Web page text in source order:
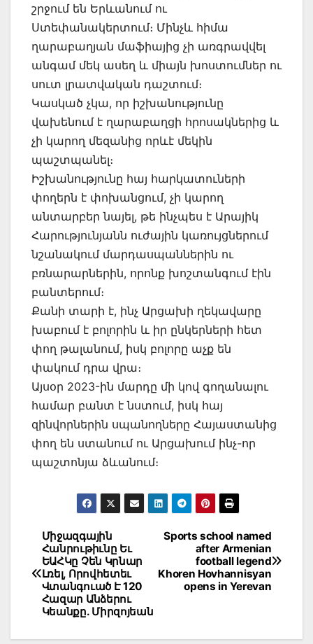
շրջում են Երևանում ու
Ստեփանակերտում։ Մինչև հիմա
ղարաբաղյան մաֆիայից չի առգրավվել
անգամ մեկ ասեղ և միայն խոստումներ ու
սուտ լրատվական դաշտում։
Կասկած չկա, որ իշխանությունը
վախենում է ղարաբաղցի հրոսակներից և
չի կարող մեզանից որևէ մեկին
պաշտպանել։
Իշխանությունը հայ հարկատուների
փողերն է փոխանցում, չի կարող
անտարբեր նայել, թե ինչպես է Արայիկ
Հարությունյանն ուժային կառույցներում
նշանակում մարդասպաններին ու
բռնարարներին, որոնք խոշտանգում էին
բանտերում։
Քանի տարի է, ինչ Արցախի ղեկավարը
խաբում է բոլորին և իր ընկերների հետ
փող թալանում, իսկ բոլորը աչք են
փակում դրա վրա։
Այսօր 2023-ին մարդը մի կով գողանալու
համար բանտ է նստում, իսկ հայ
զինվորներին սպանողները Հայաստանից
փող են ստանում ու Արցախում ինչ-որ
պաշտոնյա ձևանում։
Post
navigation
Sports school named
after Armenian
football legend
Khoren Hovhannisyan
opens in Yerevan
Միջազգային
Հանրութիւնը Եւ
ԵԱՀԿը Չեն Կրնար
Լռել, Որովհետեւ
Վտանգուած Է 120
Հազար Անձերու
Կեանքը. Միրզոյեան